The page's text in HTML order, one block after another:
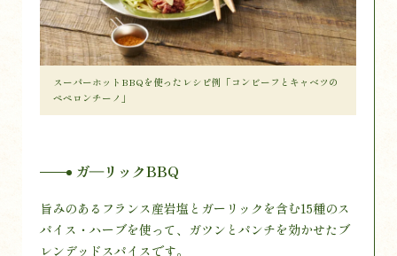
スーパーホットBBQを使ったレシピ例「コンビーフとキャベツの
ペペロンチーノ」
ガ―リックBBQ
旨みのあるフランス産岩塩とガーリックを含む15種のス
パイス・ハーブを使って、ガツンとパンチを効かせたブ
レンデッドスパイスです。